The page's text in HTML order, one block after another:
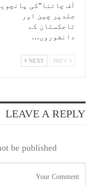
آف چائنا”کی
جلدپر چین اور
تاجکستان کے
دانشوروں…
NEXT
LEAVE A REPLY
be published.